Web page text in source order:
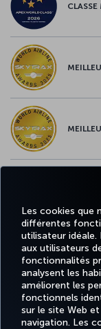
Les cookies que
différentes
utilisateur
aux utilisateurs
fonctionnalités
analysent les
améliorent les
fonctionnels
sur le site Web
navigation. Les
RÉSERVER